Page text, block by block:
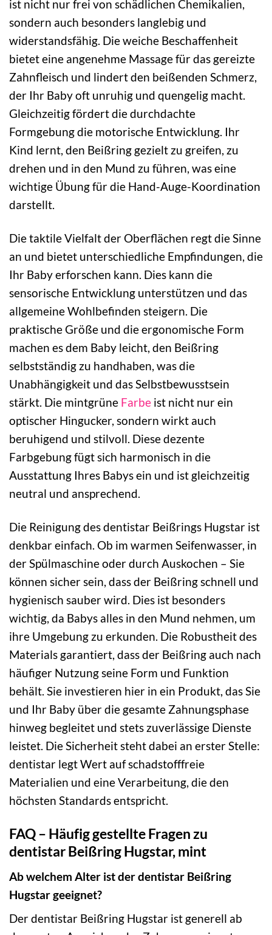
ist nicht nur frei von schädlichen Chemikalien,
sondern auch besonders langlebig und
widerstandsfähig. Die weiche Beschaffenheit
bietet eine angenehme Massage für das gereizte
Zahnfleisch und lindert den beißenden Schmerz,
der Ihr Baby oft unruhig und quengelig macht.
Gleichzeitig fördert die durchdachte
Formgebung die motorische Entwicklung. Ihr
Kind lernt, den Beißring gezielt zu greifen, zu
drehen und in den Mund zu führen, was eine
wichtige Übung für die Hand-Auge-Koordination
darstellt.
Die taktile Vielfalt der Oberflächen regt die Sinne
an und bietet unterschiedliche Empfindungen, die
Ihr Baby erforschen kann. Dies kann die
sensorische Entwicklung unterstützen und das
allgemeine Wohlbefinden steigern. Die
praktische Größe und die ergonomische Form
machen es dem Baby leicht, den Beißring
selbstständig zu handhaben, was die
Unabhängigkeit und das Selbstbewusstsein
stärkt. Die mintgrüne Farbe ist nicht nur ein
optischer Hingucker, sondern wirkt auch
beruhigend und stilvoll. Diese dezente
Farbgebung fügt sich harmonisch in die
Ausstattung Ihres Babys ein und ist gleichzeitig
neutral und ansprechend.
Die Reinigung des dentistar Beißrings Hugstar ist
denkbar einfach. Ob im warmen Seifenwasser, in
der Spülmaschine oder durch Auskochen – Sie
können sicher sein, dass der Beißring schnell und
hygienisch sauber wird. Dies ist besonders
wichtig, da Babys alles in den Mund nehmen, um
ihre Umgebung zu erkunden. Die Robustheit des
Materials garantiert, dass der Beißring auch nach
häufiger Nutzung seine Form und Funktion
behält. Sie investieren hier in ein Produkt, das Sie
und Ihr Baby über die gesamte Zahnungsphase
hinweg begleitet und stets zuverlässige Dienste
leistet. Die Sicherheit steht dabei an erster Stelle:
dentistar legt Wert auf schadstofffreie
Materialien und eine Verarbeitung, die den
höchsten Standards entspricht.
FAQ – Häufig gestellte Fragen zu
dentistar Beißring Hugstar, mint
Ab welchem Alter ist der dentistar Beißring
Hugstar geeignet?
Der dentistar Beißring Hugstar ist generell ab